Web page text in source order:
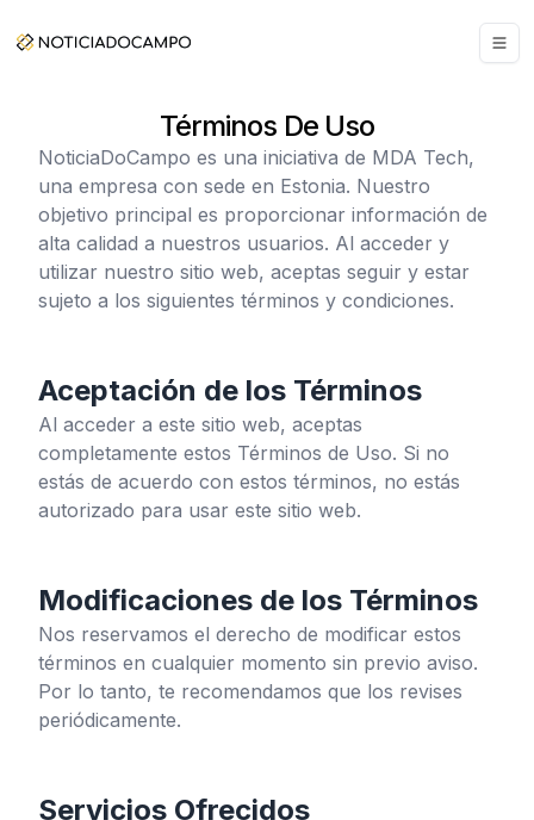
Términos De Uso
NoticiaDoCampo es una iniciativa de MDA Tech,
una empresa con sede en Estonia. Nuestro
objetivo principal es proporcionar información de
alta calidad a nuestros usuarios. Al acceder y
utilizar nuestro sitio web, aceptas seguir y estar
sujeto a los siguientes términos y condiciones.
Aceptación de los Términos
Al acceder a este sitio web, aceptas
completamente estos Términos de Uso. Si no
estás de acuerdo con estos términos, no estás
autorizado para usar este sitio web.
Modificaciones de los Términos
Nos reservamos el derecho de modificar estos
términos en cualquier momento sin previo aviso.
Por lo tanto, te recomendamos que los revises
periódicamente.
Servicios Ofrecidos